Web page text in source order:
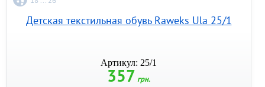
Детская текстильная обувь Raweks Ula 25/1
Артикул: 25/1
357 грн.